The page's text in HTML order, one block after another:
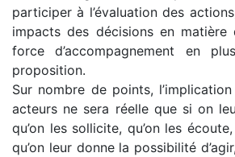
participer à l’évaluation des
impacts des décisions en matière
force d’accompagnement en
proposition.
Sur nombre de points, l’implication
acteurs ne sera réelle que si on
qu’on les sollicite, qu’on les
qu’on leur donne la possibilité